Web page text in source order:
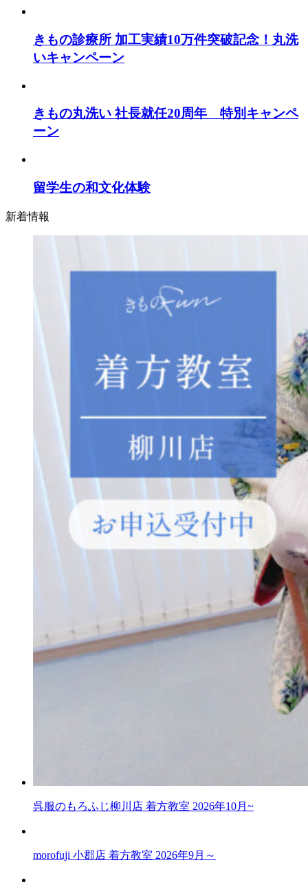
きもの診療所 加工実績10万件突破記念！丸洗
いキャンペーン
きもの丸洗い 社長就任20周年 特別キャンペ
ーン
留学生の和文化体験
新着情報
呉服のもろふじ柳川店 着方教室 2026年10月~
morofuji 小郡店 着方教室 2026年9月～